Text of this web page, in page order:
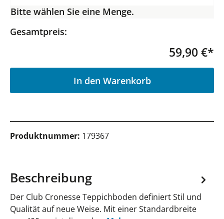
Bitte wählen Sie eine Menge.
Gesamtpreis:
59,90 €*
In den Warenkorb
Produktnummer: 179367
Beschreibung
Der Club Cronesse Teppichboden definiert Stil und
Qualität auf neue Weise. Mit einer Standardbreite